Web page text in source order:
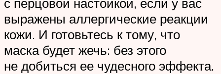
выражены аллергические реакции
кожи. И готовьтесь к тому, что
маска будет жечь: без этого
не добиться ее чудесного эффекта.